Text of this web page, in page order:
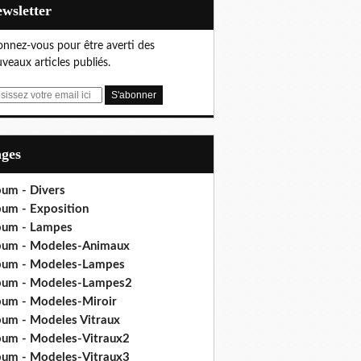
vous pour être averti des
articles publiés.
- Divers
- Exposition
- Lampes
- Modeles-Animaux
- Modeles-Lampes
- Modeles-Lampes2
- Modeles-Miroir
- Modeles Vitraux
- Modeles-Vitraux2
- Modeles-Vitraux3